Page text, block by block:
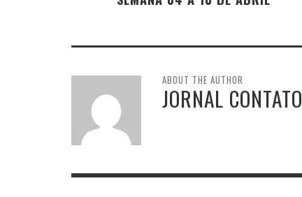
ABOUT THE AUTHOR
JORNAL CONTATO